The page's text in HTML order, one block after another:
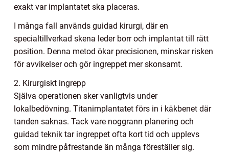
exakt var implantatet ska placeras.
I många fall används guidad kirurgi, där en
specialtillverkad skena leder borr och implantat till rätt
position. Denna metod ökar precisionen, minskar risken
för avvikelser och gör ingreppet mer skonsamt.
2. Kirurgiskt ingrepp
Själva operationen sker vanligtvis under
lokalbedövning. Titanimplantatet förs in i käkbenet där
tanden saknas. Tack vare noggrann planering och
guidad teknik tar ingreppet ofta kort tid och upplevs
som mindre påfrestande än många föreställer sig.